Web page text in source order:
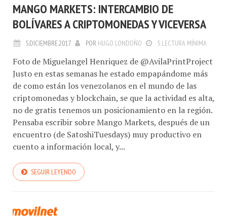
MANGO MARKETS: INTERCAMBIO DE
BOLÍVARES A CRIPTOMONEDAS Y VICEVERSA
5.DICIEMBRE.2017 POR HUGO LONDOÑO 5 LECTURA MÍNIMA
Foto de Miguelangel Henriquez de @AvilaPrintProject
Justo en estas semanas he estado empapándome más
de como están los venezolanos en el mundo de las
criptomonedas y blockchain, se que la actividad es alta,
no de gratis tenemos un posicionamiento en la región.
Pensaba escribir sobre Mango Markets, después de un
encuentro (de SatoshiTuesdays) muy productivo en
cuento a información local, y...
SEGUIR LEYENDO